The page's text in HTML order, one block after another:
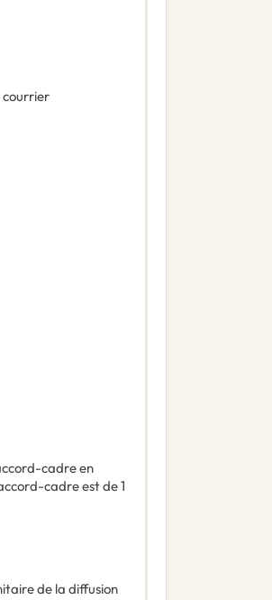
courrier
cadre en
cadre est de 1
de la diffusion